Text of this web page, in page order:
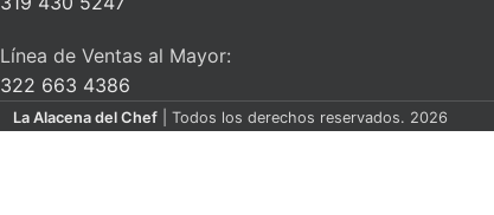
Línea de Ventas al Mayor:
322 663 4386
La Alacena del Chef | Todos los derechos reservados. 2026